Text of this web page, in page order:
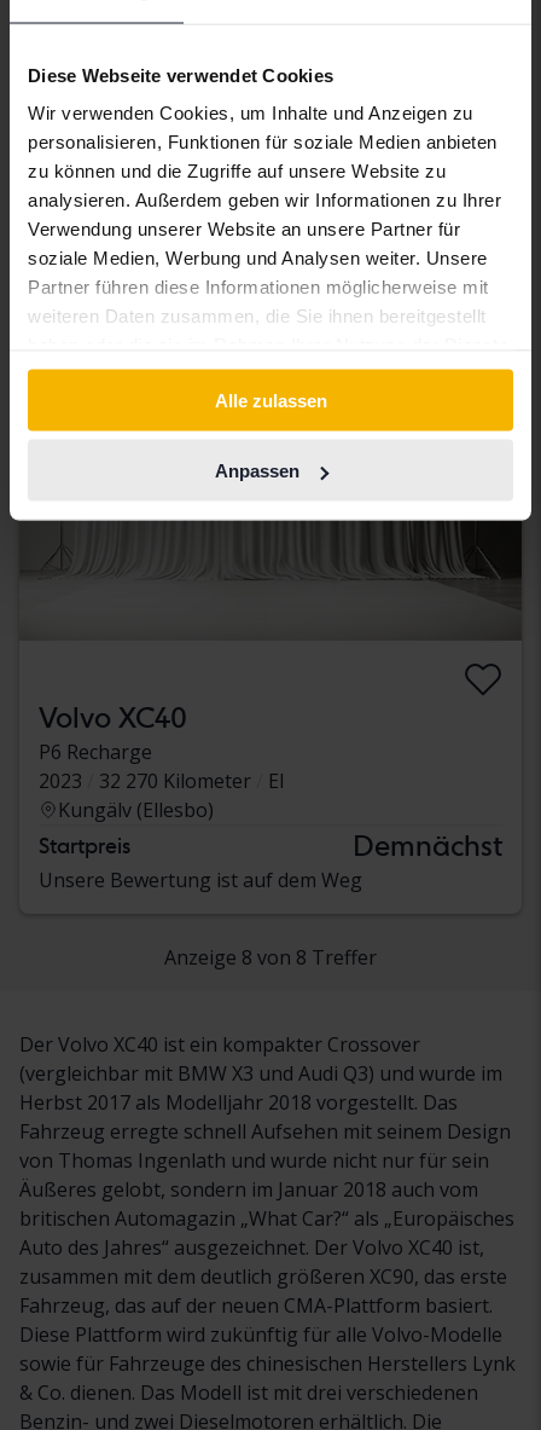
Diese Webseite verwendet Cookies
Wir verwenden Cookies, um Inhalte und Anzeigen zu
personalisieren, Funktionen für soziale Medien anbieten
zu können und die Zugriffe auf unsere Website zu
analysieren. Außerdem geben wir Informationen zu Ihrer
Verwendung unserer Website an unsere Partner für
soziale Medien, Werbung und Analysen weiter. Unsere
Partner führen diese Informationen möglicherweise mit
weiteren Daten zusammen, die Sie ihnen bereitgestellt
gesammelt haben.
Alle zulassen
Anpassen
Volvo XC40
D3 AWD
2020
162 440 Kilometer
Diesel
Åkersberga (Runö)
Direkt kaufen 217 800 SEK
224 900 SEK
Mit Finanzierung
1 856 SEK/Monat
Demnächst
Volvo XC40
P6 Recharge
2023
32 270 Kilometer
El
Kungälv (Ellesbo)
Startpreis Demnächst
Unsere Bewertung ist auf dem Weg
Anzeige 8 von 8 Treffer
Der Volvo XC40 ist ein kompakter Crossover
(vergleichbar mit BMW X3 und Audi Q3) und wurde im
Herbst 2017 als Modelljahr 2018 vorgestellt. Das
Fahrzeug erregte schnell Aufsehen mit seinem Design
von Thomas Ingenlath und wurde nicht nur für sein
Äußeres gelobt, sondern im Januar 2018 auch vom
britischen Automagazin „What Car?“ als „Europäisches
Auto des Jahres“ ausgezeichnet. Der Volvo XC40 ist,
zusammen mit dem deutlich größeren XC90, das erste
Fahrzeug, das auf der neuen CMA-Plattform basiert.
Diese Plattform wird zukünftig für alle Volvo-Modelle
sowie für Fahrzeuge des chinesischen Herstellers Lynk
& Co. dienen. Das Modell ist mit drei verschiedenen
Benzin- und zwei Dieselmotoren erhältlich. Die